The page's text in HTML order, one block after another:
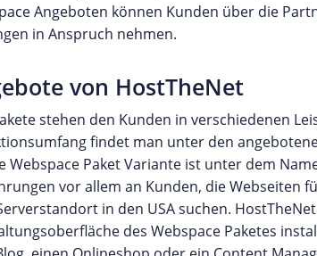
Angeboten können Kunden über die
in Anspruch nehmen.
von HostTheNet
stehen den Kunden in verschiedenen
findet man unter den
Webspace Paket Variante ist unter dem
vor allem an Kunden, die
in den USA suchen.
des Webspace Paketes